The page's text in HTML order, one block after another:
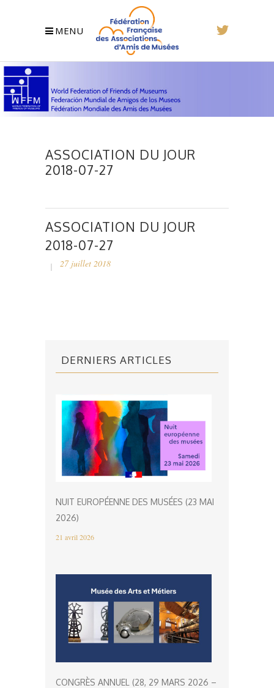
MENU
ASSOCIATION DU JOUR
2018-07-27
ASSOCIATION DU JOUR
2018-07-27
27 juillet 2018
DERNIERS ARTICLES
NUIT EUROPÉENNE DES MUSÉES (23 MAI
2026)
21 avril 2026
CONGRÈS ANNUEL (28, 29 MARS 2026 –